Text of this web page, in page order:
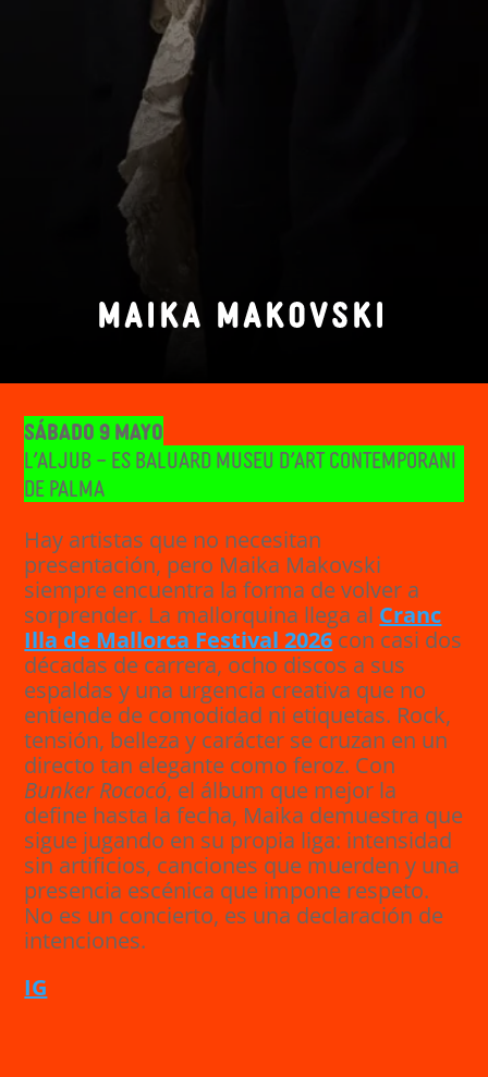
MAIKA MAKOVSKI
Sábado 9 mayo
L’Aljub – Es Baluard Museu d’Art Contemporani
de Palma
Hay artistas que no necesitan
presentación, pero Maika Makovski
siempre encuentra la forma de volver a
sorprender. La mallorquina llega al Cranc
Illa de Mallorca Festival 2026 con casi dos
décadas de carrera, ocho discos a sus
espaldas y una urgencia creativa que no
entiende de comodidad ni etiquetas. Rock,
tensión, belleza y carácter se cruzan en un
directo tan elegante como feroz. Con
Bunker Rococó, el álbum que mejor la
define hasta la fecha, Maika demuestra que
sigue jugando en su propia liga: intensidad
sin artificios, canciones que muerden y una
presencia escénica que impone respeto.
No es un concierto, es una declaración de
intenciones.
IG